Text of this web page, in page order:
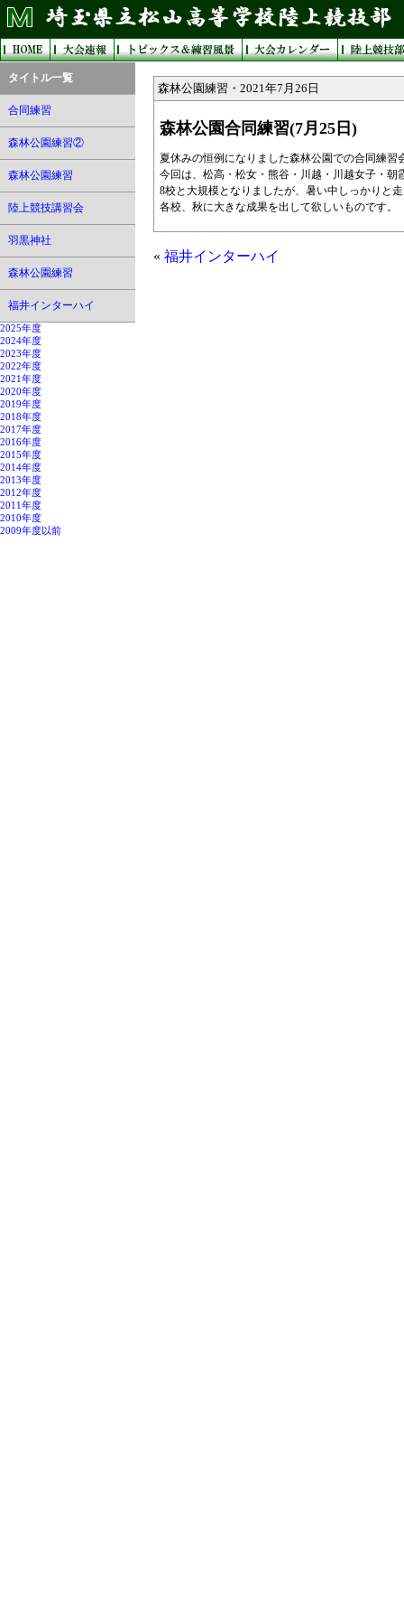
タイトル一覧
合同練習
森林公園練習②
森林公園練習
陸上競技講習会
羽黒神社
森林公園練習
福井インターハイ
2025年度
2024年度
2023年度
2022年度
2021年度
2020年度
2019年度
2018年度
2017年度
2016年度
2015年度
2014年度
2013年度
2012年度
2011年度
2010年度
2009年度以前
森林公園練習・2021年7月26日
森林公園合同練習(7月25日)
夏休みの恒例になりました森林公園での合同練習
今回は、松高・松女・熊谷・川越・川越女子・朝
8校と大規模となりましたが、暑い中しっかりと
各校、秋に大きな成果を出して欲しいものです。
« 福井インターハイ